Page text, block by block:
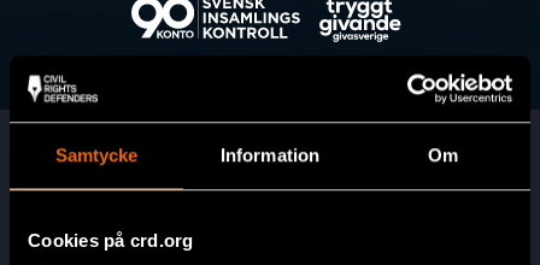
Samtycke Information Om
Cookies på crd.org